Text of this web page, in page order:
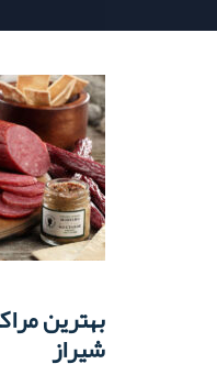
بهترین
شیراز